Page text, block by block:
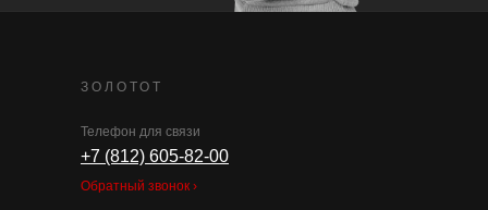
ЗОЛОТОТ
+7 (812) 605-82-00
Телефон для связи
Обратный звонок ›